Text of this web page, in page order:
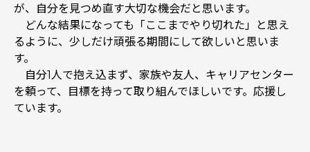
が、自分を見つめ直す大切な機会だと思います。
どんな結果になっても「ここまでやり切れた」と思え
るように、少しだけ頑張る期間にして欲しいと思いま
す。
自分1人で抱え込まず、家族や友人、キャリアセンター
を頼って、目標を持って取り組んでほしいです。応援し
ています。